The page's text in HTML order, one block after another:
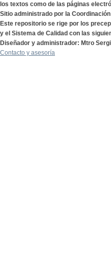
los textos como de las páginas
Sitio administrado por la
Este repositorio se rige por los
y el Sistema de Calidad con las
Diseñador y administrador: Mtro
Contacto y asesoría